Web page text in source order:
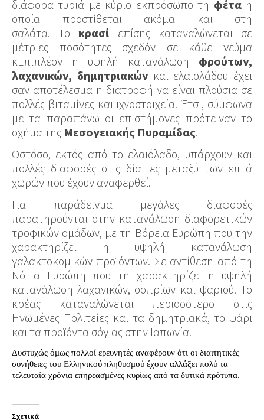
διάφορα τυριά με κύριο εκπρόσωπο τη φέταη
οποία προστίθεται ακόμα και στη
σαλάτα. Το κρασί επίσης καταναλώνεται σε
μέτριες ποσότητες σχεδόν σε κάθε γεύμα
κΕπιπλέον η υψηλή κατανάλωση φρούτων,
λαχανικών, δημητριακών και ελαιολάδου έχει
σαν αποτέλεσμα η διατροφή να είναι πλούσια σε
πολλές βιταμίνες και ιχνοστοιχεία. Έτσι, σύμφωνα
με τα παραπάνω οι επιστήμονες πρότειναν το
σχήμα της Μεσογειακής Πυραμίδας.
Ωστόσο, εκτός από το ελαιόλαδο, υπάρχουν και
πολλές διαφορές στις δίαιτες μεταξύ των επτά
χωρών που έχουν αναφερθεί.
Για παράδειγμα μεγάλες διαφορές
παρατηρούνται στην κατανάλωση διαφορετικών
τροφικών ομάδων, με τη Βόρεια Ευρώπη που την
χαρακτηρίζει η υψηλή κατανάλωση
γαλακτοκομικών προϊόντων. Σε αντίθεση από τη
Νότια Ευρώπη που τη χαρακτηρίζει η υψηλή
κατανάλωση λαχανικών, οσπρίων και ψαριού. Το
κρέας καταναλώνεται περισσότερο στις
Ηνωμένες Πολιτείες και τα δημητριακά, το ψάρι
και τα προϊόντα σόγιας στην Ιαπωνία.
Δυστυχώς όμως πολλοί ερευνητές αναφέρουν ότι οι διαιτητικές
συνήθειες του Ελληνικού πληθυσμού έχουν αλλάξει πολύ τα
τελευταία χρόνια επηρεασμένες κυρίως από τα δυτικά πρότυπα.
Σχετικά